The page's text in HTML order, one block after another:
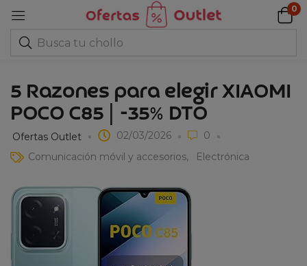
0
5 Razones para elegir XIAOMI
POCO C85 | -35% DTO
Ofertas Outlet 02/03/2026
0
Comunicación móvil y accesorios
Electrónica